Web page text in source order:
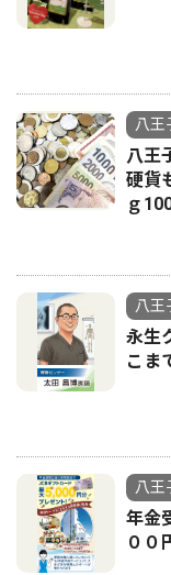
八王
八王
硬貨
ｇ
八王
永生
こま
八王
年金
００